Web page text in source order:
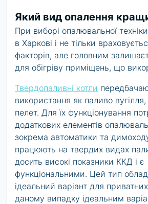
Який вид опалення
При виборі опалювальної
в Харкові і не тільки
факторів, але головним
для обігріву приміщень, що
Твердопаливні котли
використання як паливо
пелет. Для їх функціонування
додаткових елементів
зокрема автоматики та
працюють на твердих видах
досить високі показники ККД і є
функціональними. Цей тип
ідеальний варіант для
даному випадку ідеальним